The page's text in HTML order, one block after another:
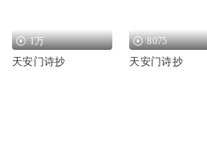
1万
天安门诗抄
8075
天安门诗抄